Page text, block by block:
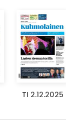
TI 2.12.2025